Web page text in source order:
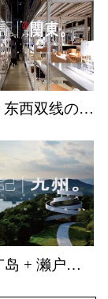
[9天8夜・东西双线の关东] | 日本建筑・特展・温泉・森林游学招募中！
[九州 + 广岛 + 濑户内海] | 9天8夜温泉游学团招募中！